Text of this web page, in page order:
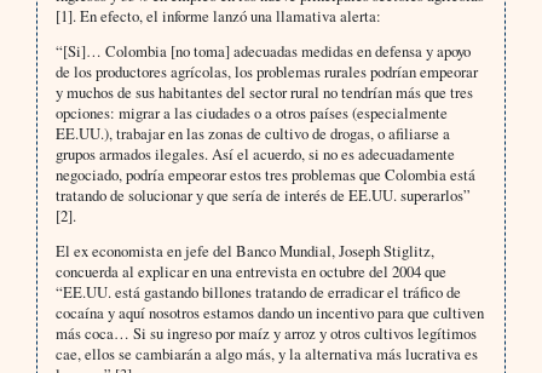
[1]. En efecto, el informe lanzó una llamativa alerta:
“[Si]… Colombia [no toma] adecuadas medidas en defensa y apoyo
de los productores agrícolas, los problemas rurales podrían empeorar
y muchos de sus habitantes del sector rural no tendrían más que tres
opciones: migrar a las ciudades o a otros países (especialmente
EE.UU.), trabajar en las zonas de cultivo de drogas, o afiliarse a
grupos armados ilegales. Así el acuerdo, si no es adecuadamente
negociado, podría empeorar estos tres problemas que Colombia está
tratando de solucionar y que sería de interés de EE.UU. superarlos”
[2].
El ex economista en jefe del Banco Mundial, Joseph Stiglitz,
concuerda al explicar en una entrevista en octubre del 2004 que
“EE.UU. está gastando billones tratando de erradicar el tráfico de
cocaína y aquí nosotros estamos dando un incentivo para que cultiven
más coca… Si su ingreso por maíz y arroz y otros cultivos legítimos
cae, ellos se cambiarán a algo más, y la alternativa más lucrativa es